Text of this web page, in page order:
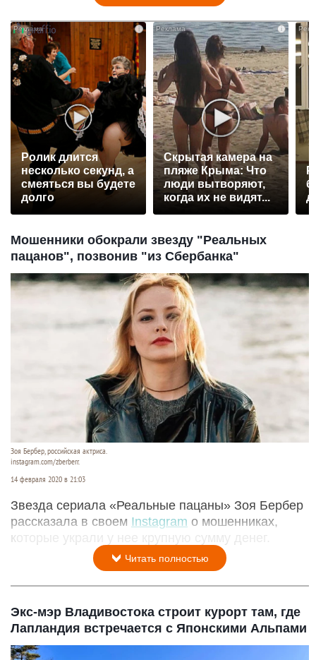
Ролик длится
несколько секунд, а
смеяться вы будете
долго
i
Скрытая камера на
пляже Крыма: Что
люди вытворяют,
когда их не видят...
Мошенники обокрали звезду "Реальных
пацанов", позвонив "из Сбербанка"
Зоя Бербер, российская актриса.
instagram.com/zberberr.
14 февраля 2020 в 21:03
Звезда сериала «Реальные пацаны» Зоя Бербер
рассказала в своем Instagram о мошенниках,
которые украли у нее крупную сумму денег.
Читать полностью
Экс-мэр Владивостока строит курорт там, где
Лапландия встречается с Японскими Альпами